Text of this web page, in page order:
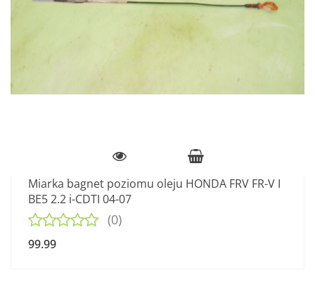
Miarka bagnet poziomu oleju HONDA FRV FR-V I
BE5 2.2 i-CDTI 04-07
(0)
99.99